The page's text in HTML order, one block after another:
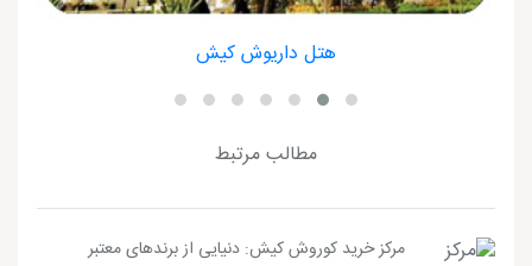
هتل داریوش کیش
مطالب مرتبط
مرکز خرید کوروش کیش: دنیایی از برندهای معتبر